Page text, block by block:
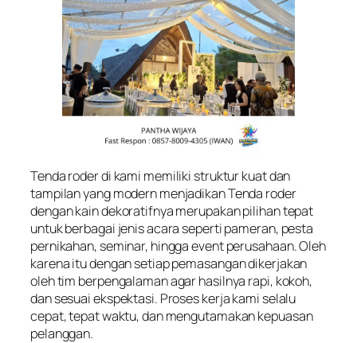
Tenda roder di kami memiliki struktur kuat dan
tampilan yang modern menjadikan Tenda roder
dengan kain dekoratifnya merupakan pilihan tepat
untuk berbagai jenis acara seperti pameran, pesta
pernikahan, seminar, hingga event perusahaan. Oleh
karena itu dengan setiap pemasangan dikerjakan
oleh tim berpengalaman agar hasilnya rapi, kokoh,
dan sesuai ekspektasi. Proses kerja kami selalu
cepat, tepat waktu, dan mengutamakan kepuasan
pelanggan.